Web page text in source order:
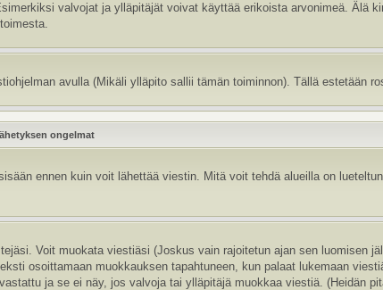
valvojat ja ylläpitäjät voivat käyttää erikoista arvonimeä. Älä
avulla (Mikäli ylläpito sallii tämän toiminnon). Tällä estetään
ongelmat
ennen kuin voit lähettää viestin. Mitä voit tehdä alueilla on
Voit muokata viestiäsi (Joskus vain rajoitetun ajan sen luomisen
osoittamaan muokkauksen tapahtuneen, kun palaat lukemaan
ja se ei näy, jos valvoja tai ylläpitäjä muokkaa viestiä. (Heidän